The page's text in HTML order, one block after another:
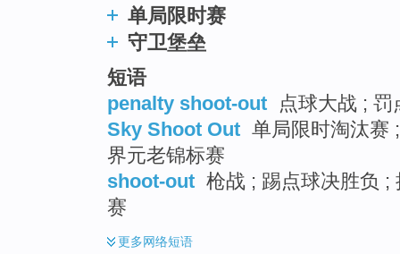
单局限时赛
守卫堡垒
短语
penalty shoot-out
点球大战 ;
Sky Shoot Out 单局限时淘汰赛
界元老锦标赛
shoot-out 枪战 ; 踢点球决胜负 ;
赛
更多网络短语